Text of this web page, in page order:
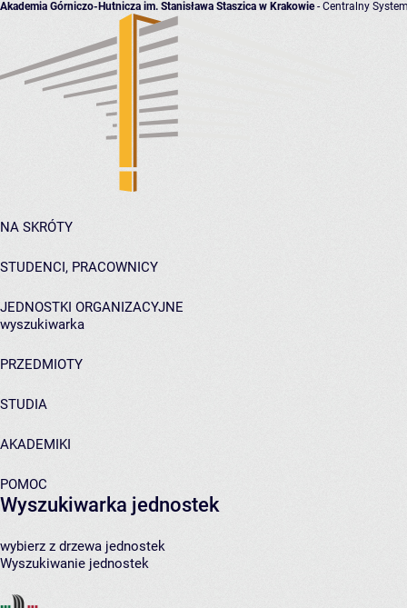
Akademia Górniczo-Hutnicza im. Stanisława Staszica w Krakowie- Centralny
NA SKRÓTY
STUDENCI, PRACOWNICY
JEDNOSTKI ORGANIZACYJNE
wyszukiwarka
PRZEDMIOTY
STUDIA
AKADEMIKI
POMOC
Wyszukiwarka jednostek
wybierz z drzewa jednostek
Wyszukiwanie jednostek